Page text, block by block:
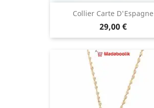
Collier Carte D'Espagne
Prix
29,00 €